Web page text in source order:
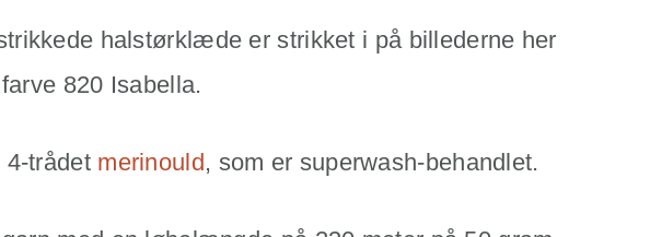
halstørklæde er strikket i på billederne her
820 Isabella.
4-trådet merinould, som er superwash-behandlet.